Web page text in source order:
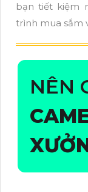
bạn tiết kiệm
trình mua sắm
NÊN